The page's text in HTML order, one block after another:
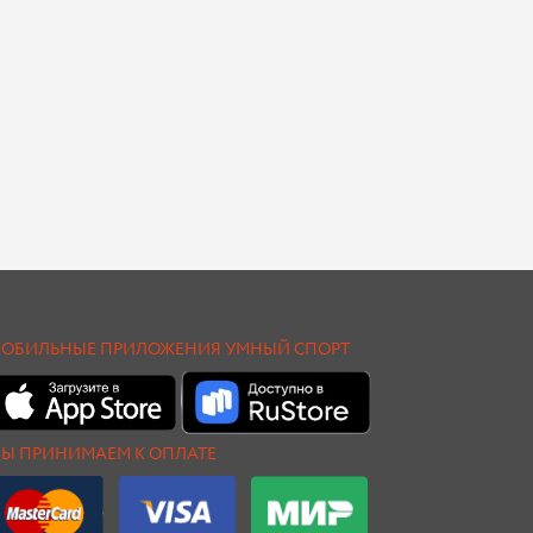
ПРИЛОЖЕНИЯ УМНЫЙ СПОРТ
ПРИНИМАЕМ К ОПЛАТЕ